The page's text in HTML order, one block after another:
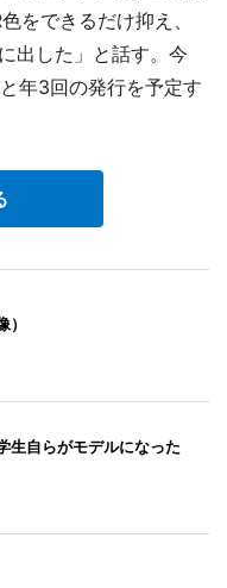
をできるだけ抑え、
出した」と話す。今
年3回の発行を予定す
生自らがモデルになった